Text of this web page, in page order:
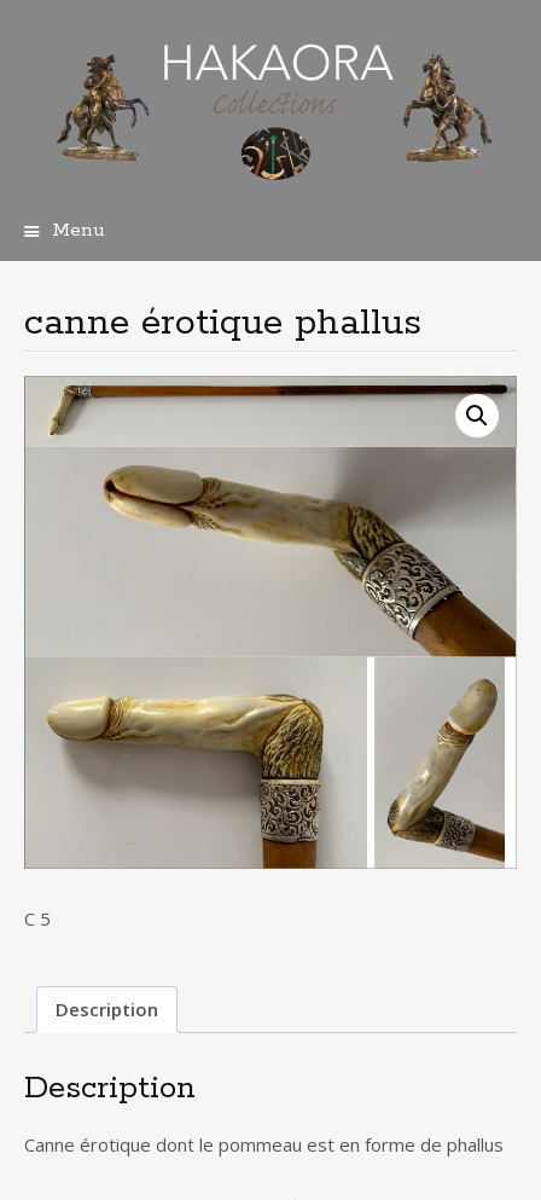
Menu
principal
canne érotique phallus
C 5
Description
Description
Canne érotique dont le pommeau est en forme de phallus